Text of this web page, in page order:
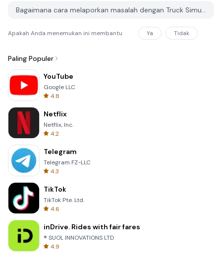
Bagaimana cara melaporkan masalah dengan Truck Simulator Cargo Games 3D di PGYER APK HUB?
Apakah Anda menemukan ini membantu Ya Tidak
Paling Populer
YouTube
Google LLC
4.8
Netflix
Netflix, Inc.
4.2
Telegram
Telegram FZ-LLC
4.3
TikTok
TikTok Pte. Ltd.
4.6
inDrive. Rides with fair fares
® SUOL INNOVATIONS LTD
4.9